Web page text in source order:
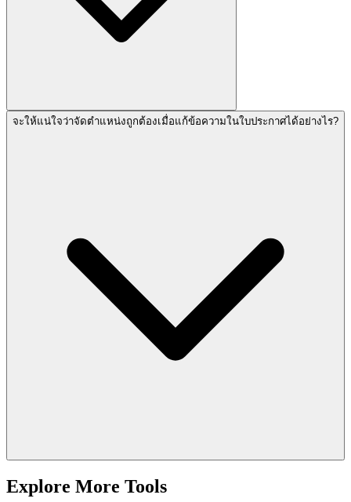
จะให้แน่ใจว่าจัดตำแหน่งถูกต้องเมื่อแก้ข้อความในใบประกาศได้อย่างไร?
Explore More Tools